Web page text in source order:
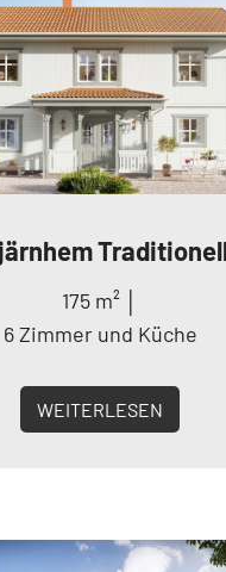
175 m² │
6 Zimmer und Küche
WEITERLESEN